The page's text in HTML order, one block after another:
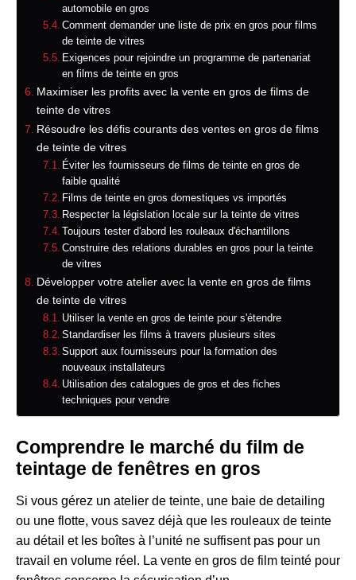
automobile en gros
Comment demander une liste de prix en gros pour films
de teinte de vitres
Exigences pour rejoindre un programme de partenariat
en films de teinte en gros
Maximiser les profits avec la vente en gros de films de
teinte de vitres
Résoudre les défis courants des ventes en gros de films
de teinte de vitres
Éviter les fournisseurs de films de teinte en gros de
faible qualité
Films de teinte en gros domestiques vs importés
Respecter la législation locale sur la teinte de vitres
Toujours tester d'abord les rouleaux d'échantillons
Construire des relations durables en gros pour la teinte
de vitres
Développer votre atelier avec la vente en gros de films
de teinte de vitres
Utiliser la vente en gros de teinte pour s'étendre
Standardiser les films à travers plusieurs sites
Support aux fournisseurs pour la formation des
nouveaux installateurs
Utilisation des catalogues de gros et des fiches
techniques pour vendre
Comprendre le marché du film de
teintage de fenêtres en gros
Si vous gérez un atelier de teinte, une baie de detailing
ou une flotte, vous savez déjà que les rouleaux de teinte
au détail et les boîtes à l’unité ne suffisent pas pour un
travail en volume réel. La vente en gros de film teinté pour